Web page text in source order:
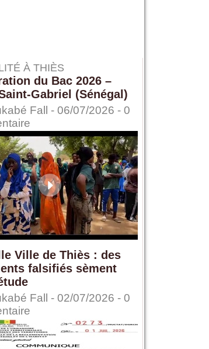
À THIÈS
du Bac 2026 –
Gabriel (Sénégal)
Fall - 06/07/2026 - 0
Ville de Thiès : des
falsifiés sèment
Fall - 02/07/2026 - 0